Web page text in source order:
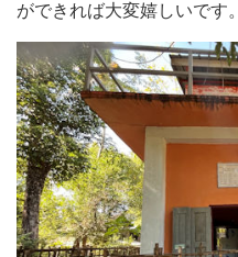
ができれば大変嬉しいです。